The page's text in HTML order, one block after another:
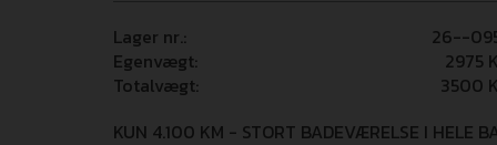
Lager nr.:
26--
Egenvægt:
2975
Totalvægt:
3500
KUN 4.100 KM - STORT BADEVÆRELSE I HELE